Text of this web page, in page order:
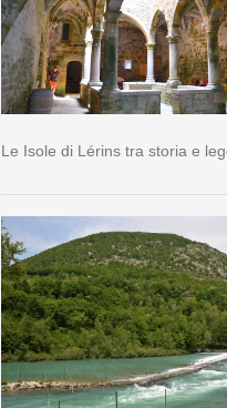
Le Isole di Lérins tra storia e